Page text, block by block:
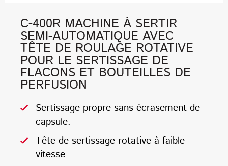
C-400R MACHINE À SERTIR
SEMI-AUTOMATIQUE AVEC
TÊTE DE ROULAGE ROTATIVE
POUR LE SERTISSAGE DE
FLACONS ET BOUTEILLES DE
PERFUSION
Sertissage propre sans écrasement de
capsule.
Tête de sertissage rotative à faible
vitesse